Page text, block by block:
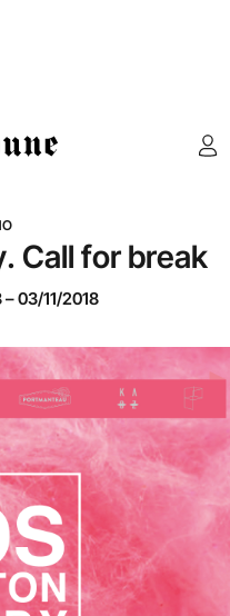
Call for break
–03/11/2018